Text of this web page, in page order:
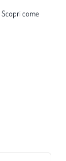
Scopri come